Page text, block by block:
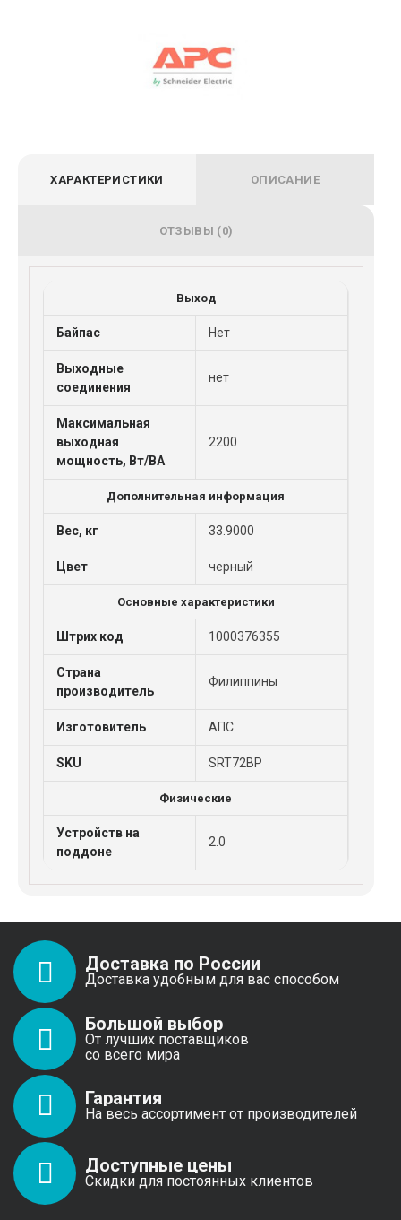
ХАРАКТЕРИСТИКИ ОПИСАНИЕ
ОТЗЫВЫ (0)
Выход
Байпас Нет
Выходные
соединения
нет
Максимальная
выходная
мощность, Вт/ВА
2200
Дополнительная информация
Вес, кг 33.9000
Цвет черный
Основные характеристики
Штрих код 1000376355
Страна
производитель
Филиппины
Изготовитель АПС
SKU SRT72BP
Физические
Устройств на
поддоне
2.0
Доставка по России
Доставка удобным для вас способом
Большой выбор
От лучших поставщиков
со всего мира
Гарантия
На весь ассортимент от производителей
Доступные цены
Скидки для постоянных клиентов